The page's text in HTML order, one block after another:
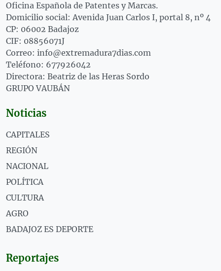
Oficina Española de Patentes y Marcas.
Domicilio social: Avenida Juan Carlos I, portal 8, nº 4
CP: 06002 Badajoz
CIF: 08856071J
Correo: info@extremadura7dias.com
Teléfono: 677926042
Directora: Beatriz de las Heras Sordo
GRUPO VAUBÁN
Noticias
CAPITALES
REGIÓN
NACIONAL
POLÍTICA
CULTURA
AGRO
BADAJOZ ES DEPORTE
Reportajes